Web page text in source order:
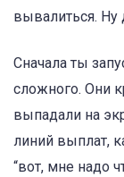
вывалиться. Ну
Сначала ты
сложного. Они
выпадали на
линий выплат,
“вот, мне надо